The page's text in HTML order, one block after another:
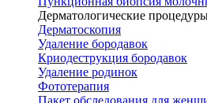
Дерматологические
Дерматоскопия
Удаление бородавок
Криодеструкция бородавок
Удаление родинок
Фототерапия
Пакет обследования для